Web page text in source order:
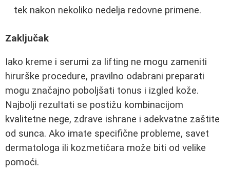
tek nakon nekoliko nedelja redovne primene.
Zaključak
Iako kreme i serumi za lifting ne mogu zameniti
hirurške procedure, pravilno odabrani preparati
mogu značajno poboljšati tonus i izgled kože.
Najbolji rezultati se postižu kombinacijom
kvalitetne nege, zdrave ishrane i adekvatne zaštite
od sunca. Ako imate specifične probleme, savet
dermatologa ili kozmetičara može biti od velike
pomoći.